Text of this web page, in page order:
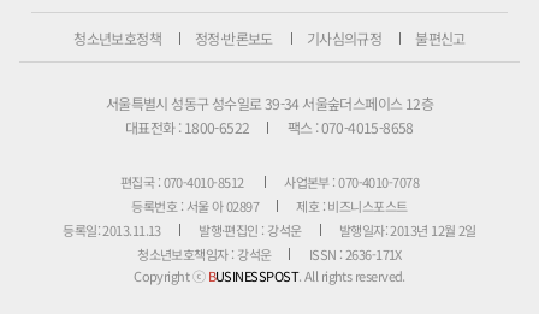
청소년보호정책 정정·반론보도 기사심의규정 불편신고
서울특별시 성동구 성수일로 39-34 서울숲더스페이스 12층
대표전화 : 1800-6522
팩스 : 070-4015-8658
편집국 : 070-4010-8512
사업본부 : 070-4010-7078
등록번호 : 서울 아 02897
제호 : 비즈니스포스트
등록일: 2013.11.13
발행·편집인 : 강석운
발행일자: 2013년 12월 2일
청소년보호책임자 : 강석운
ISSN : 2636-171X
Copyright ⓒBUSINESSPOST. All rights reserved.